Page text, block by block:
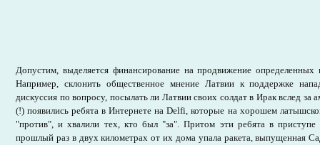
Допустим, выделяется финансирование на продвижение определенных
Например, склонить общественное мнение Латвии к поддержке
дискуссия по вопросу, посылать ли Латвии своих солдат в Ирак вслед за
(!) появились ребята в Интернете на Delfi, которые на хорошем
"против", и хвалили тех, кто был "за". Притом эти ребята в приступе
прошлый раз в двух километрах от их дома упала ракета, выпущенная